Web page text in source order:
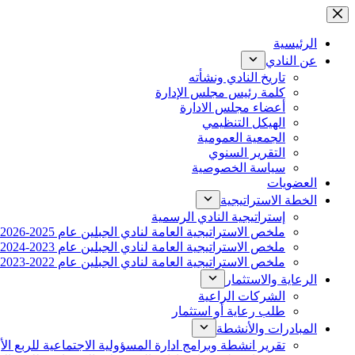
التجاوز
المحتوىالرئيسية
عن النادي
تاريخ النادي ونشأته
كلمة رئيس مجلس الإدارة
أعضاء مجلس الادارة
الهيكل التنظيمي
الجمعية العمومية
التقرير السنوي
سياسة الخصوصية
العضويات
الخطة الاستراتيجية
إستراتيجية النادي الرسمية
ملخص الاستراتيجية العامة لنادي الجبلين عام 2025-2026
ملخص الاستراتيجية العامة لنادي الجبلين عام 2023-2024
ملخص الاستراتيجية العامة لنادي الجبلين عام 2022-2023
الرعاية والاستثمار
الشركات الراعية
طلب رعاية أو استثمار
المبادرات والأنشطة
تقرير انشطة وبرامج ادارة المسؤولية الاجتماعية للربع الأول